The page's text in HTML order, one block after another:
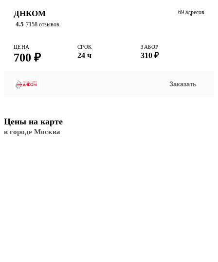
ДНКОМ
4.5 7158 отзывов
69 адресов
ЦЕНА
700 ₽
СРОК
24 ч
ЗАБОР
310 ₽
Заказать
Цены на карте
в городе Москва